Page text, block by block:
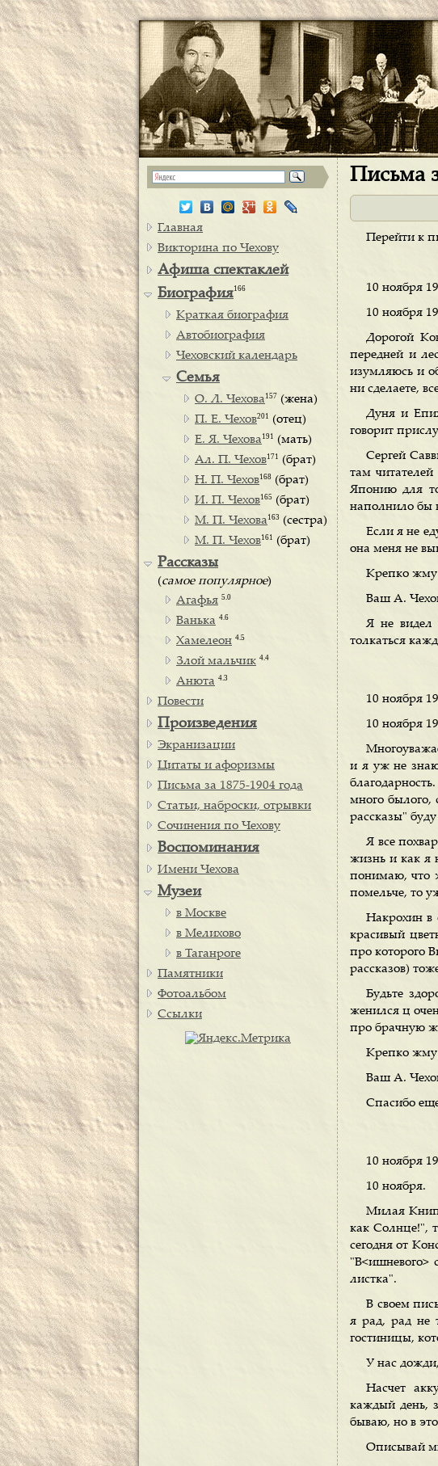
Письма
Перейти к
10 ноября
10 ноября
Дорогой
передней и
изумляюсь и
ни сделаете,
Дуня и
говорит
Сергей
там
Японию для
наполнило бы
Если я не
она меня не
Крепко жму
Ваш А.
Я не видел
толкаться
10 ноября
10 ноября
и я уж не
много былого,
рассказы" буду
Я все
жизнь и как я
понимаю, что
помельче, то
Накрохин в
красивый
про которого
рассказов)
Будьте
женился ц
про брачную
Крепко жму
Ваш А.
Спасибо
10 ноября
10 ноября.
Милая
как Солнце!",
сегодня от
"В<ишневого>
листка".
В своем
я рад, рад не
гостиницы,
У нас
Насчет
каждый день,
бываю, но в
Описывай
Главная
Викторина по Чехову
Афиша спектаклей
Биография166
Краткая биография
Автобиография
Чеховский календарь
Семья
О. Л. Чехова 157 (жена)
П. Е. Чехов201 (отец)
Е. Я. Чехова 191 (мать)
Ал. П. Чехов171 (брат)
Н. П. Чехов168 (брат)
И. П. Чехов165 (брат)
М. П. Чехова 163 (сестра)
М. П. Чехов161 (брат)
Рассказы
(самое популярное)
Агафья 5.0
Ванька 4.6
Хамелеон 4.5
Злой мальчик 4.4
Анюта 4.3
Повести
Произведения
Экранизации
Цитаты и афоризмы
Письма за 1875-1904 года
Статьи, наброски, отрывки
Сочинения по Чехову
Воспоминания
Имени Чехова
Музеи
в Москве
в Мелихово
в Таганроге
Памятники
Фотоальбом
Ссылки